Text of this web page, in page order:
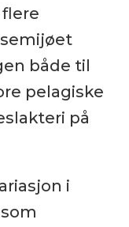
både til
pelagiske
på
i